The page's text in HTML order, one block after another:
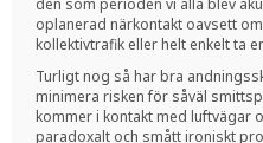
den som perioden vi alla blev
oplanerad närkontakt oavsett
kollektivtrafik eller helt enkelt ta
Turligt nog så har bra
minimera risken för såväl
kommer i kontakt med luftvägar
paradoxalt och smått ironiskt